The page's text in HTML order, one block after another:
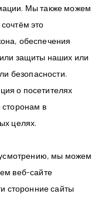
Мы также можем
это
обеспечения
защиты наших или
безопасности.
о посетителях
сторонам в
целях.
мы можем
веб-сайте
сторонние сайты